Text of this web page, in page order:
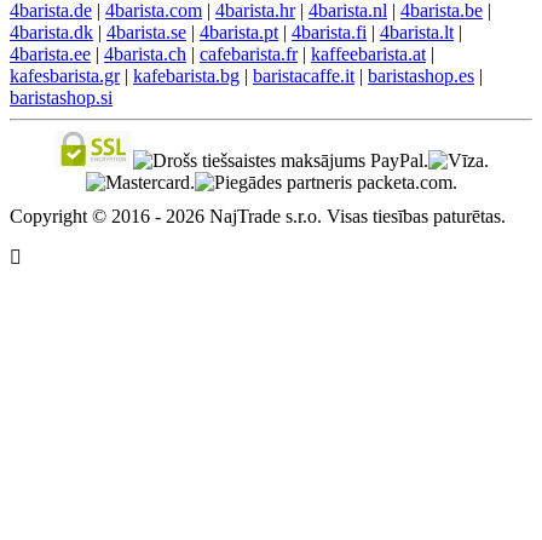
4barista.de | 4barista.com | 4barista.hr| 4barista.nl | 4barista.be |
4barista.dk | 4barista.se | 4barista.pt | 4barista.fi | 4barista.lt |
4barista.ee | 4barista.ch | cafebarista.fr| kaffeebarista.at |
kafesbarista.gr| kafebarista.bg | baristacaffe.it | baristashop.es |
baristashop.si
Copyright © 2016 - 2026 NajTrade s.r.o. Visas tiesības paturētas.